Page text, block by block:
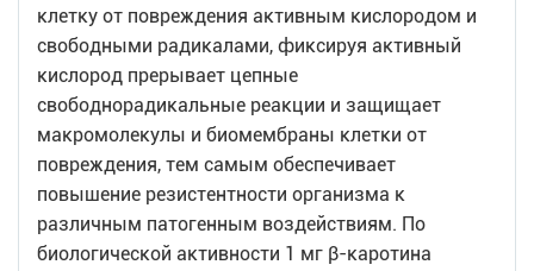
клетку от повреждения активным кислородом и
свободными радикалами, фиксируя активный
кислород прерывает цепные
свободнорадикальные реакции и защищает
макромолекулы и биомембраны клетки от
повреждения, тем самым обеспечивает
повышение резистентности организма к
различным патогенным воздействиям. По
биологической активности 1 мг β-каротина